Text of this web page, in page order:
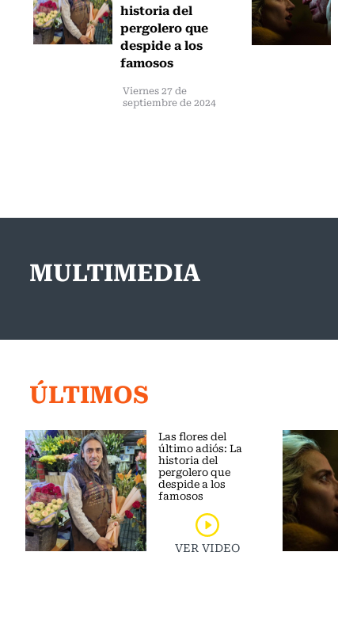
historia del
pergolero que
despide a los
famosos
Viernes 27 de
septiembre de 2024
MULTIMEDIA
ÚLTIMOS
Las flores del
último adiós: La
historia del
pergolero que
despide a los
famosos
VER VIDEO